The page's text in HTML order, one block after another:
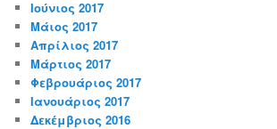
Ιούνιος 2017
Μάιος 2017
Απρίλιος 2017
Μάρτιος 2017
Φεβρουάριος 2017
Ιανουάριος 2017
Δεκέμβριος 2016